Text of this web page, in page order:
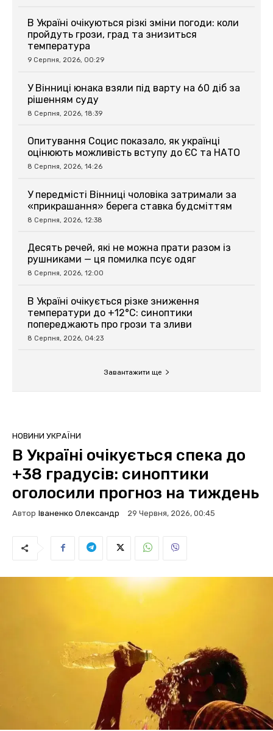
В Україні очікуються різкі зміни погоди: коли
пройдуть грози, град та знизиться
температура
9 Серпня, 2026, 00:29
У Вінниці юнака взяли під варту на 60 діб за
рішенням суду
8 Серпня, 2026, 18:39
Опитування Социс показало, як українці
оцінюють можливість вступу до ЄС та НАТО
8 Серпня, 2026, 14:26
У передмісті Вінниці чоловіка затримали за
«прикрашання» берега ставка будсміттям
8 Серпня, 2026, 12:38
Десять речей, які не можна прати разом із
рушниками — ця помилка псує одяг
8 Серпня, 2026, 12:00
В Україні очікується різке зниження
температури до +12°C: синоптики
попереджають про грози та зливи
8 Серпня, 2026, 04:23
Завантажити ще